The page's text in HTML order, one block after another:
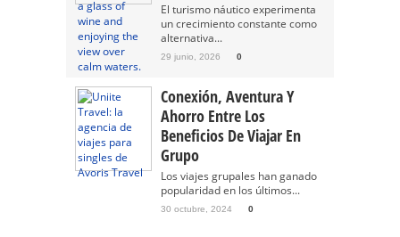
El turismo náutico experimenta
un crecimiento constante como
alternativa...
29 junio, 2026 0
Conexión, Aventura Y
Ahorro Entre Los
Beneficios De Viajar En
Grupo
Los viajes grupales han ganado
popularidad en los últimos...
30 octubre, 2024 0